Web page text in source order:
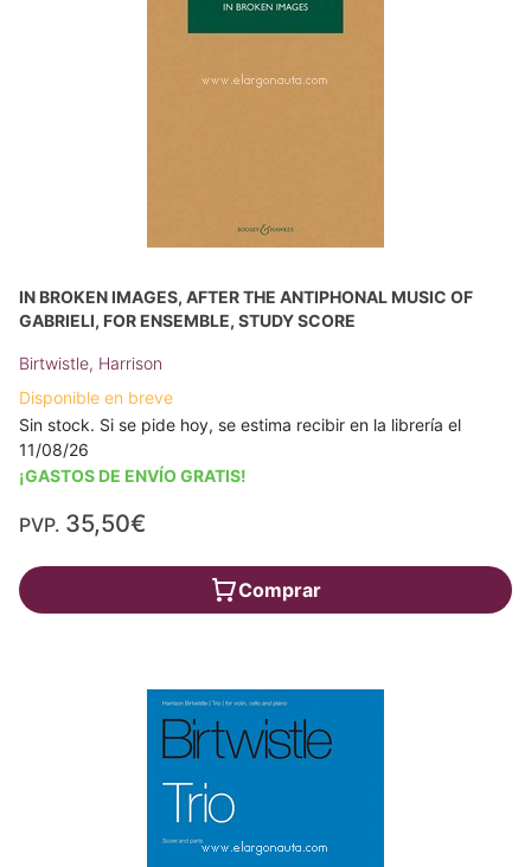
IN BROKEN IMAGES, AFTER THE ANTIPHONAL MUSIC OF
GABRIELI, FOR ENSEMBLE, STUDY SCORE
Birtwistle, Harrison
Disponible en breve
Sin stock. Si se pide hoy, se estima recibir en la librería el
11/08/26
¡GASTOS DE ENVÍO GRATIS!
PVP. 35,50€
Comprar